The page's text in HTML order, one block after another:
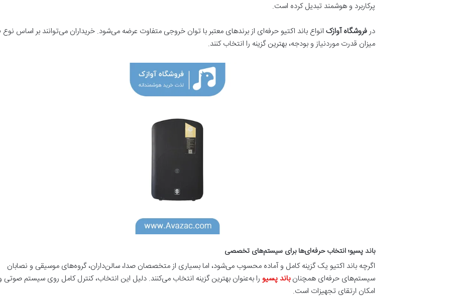
پرکاربرد و هوشمند تبدیل کرده است.
درفروشگاه آوازک انواع باند اکتیو حرفه‌ای از برندهای معتبر با توان خروجی متفاوت عرضه می‌شود. خریداران می‌توانند بر اساس نوع
میزان قدرت موردنیاز و بودجه، بهترین گزینه را انتخاب کنند.
باند پسیو؛ انتخاب حرفه‌ای‌ها برای سیستم‌های تخصصی
اگرچه باند اکتیو یک گزینه کامل و آماده محسوب می‌شود، اما بسیاری از متخصصان صدا، سالن‌داران، گروه‌های موسیقی و نصابان
سیستم‌های حرفه‌ای همچنانباند پسیو را به‌عنوان بهترین گزینه انتخاب می‌کنند. دلیل این انتخاب، کنترل کامل روی سیستم صوتی
امکان ارتقای تجهیزات است.